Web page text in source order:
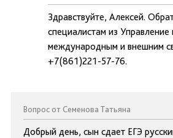
Здравствуйте, Алексей.
специалистам из Управление
международным и внешним
+7(861)221-57-76.
Вопрос от Семенова Татьяна
Добрый день, сын сдает ЕГЭ